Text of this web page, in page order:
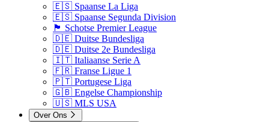
🇪🇸 Spaanse La Liga
🇪🇸 Spaanse Segunda Division
🏴󠁧󠁢󠁳󠁣󠁴󠁿 Schotse Premier League
🇩🇪 Duitse Bundesliga
🇩🇪 Duitse 2e Bundesliga
🇮🇹 Italiaanse Serie A
🇫🇷 Franse Ligue 1
🇵🇹 Portugese Liga
🇬🇧 Engelse Championship
🇺🇸 MLS USA
Over Ons